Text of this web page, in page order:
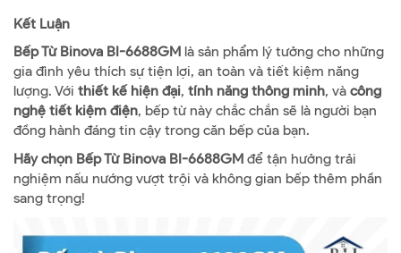
Kết Luận
Bếp Từ Binova BI-6688GM là sản phẩm lý tưởng cho những
gia đình yêu thích sự tiện lợi, an toàn và tiết kiệm năng
lượng. Với thiết kế hiện đại, tính năng thông minh, và công
nghệ tiết kiệm điện, bếp từ này chắc chắn sẽ là người bạn
đồng hành đáng tin cậy trong căn bếp của bạn.
Hãy chọn Bếp Từ Binova BI-6688GM để tận hưởng trải
nghiệm nấu nướng vượt trội và không gian bếp thêm phần
sang trọng!